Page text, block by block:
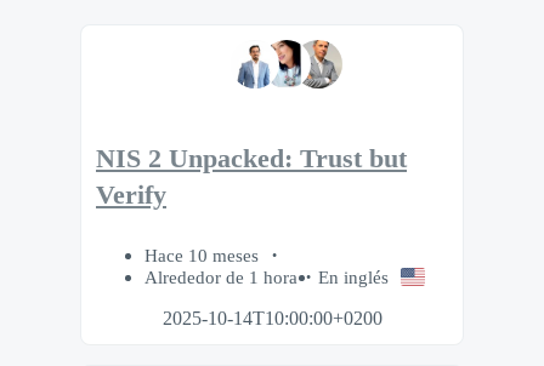
NIS 2 Unpacked: Trust but
Verify
Hace 10 meses
Alrededor de 1 hora
En inglés
2025-10-14T10:00:00+0200